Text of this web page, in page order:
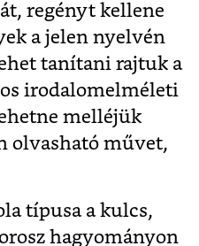
regényt kellene
a jelen nyelvén
tanítani rajtuk a
irodalomelméleti
melléjük
olvasható művet,
típusa a kulcs,
hagyományon